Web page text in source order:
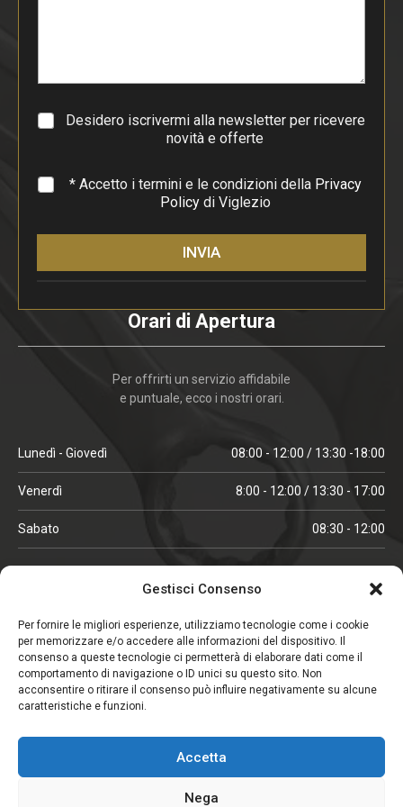
Gestisci Consenso
Per fornire le migliori esperienze, utilizziamo tecnologie come i cookie
per memorizzare e/o accedere alle informazioni del dispositivo. Il
consenso a queste tecnologie ci permetterà di elaborare dati come il
comportamento di navigazione o ID unici su questo sito. Non
acconsentire o ritirare il consenso può influire negativamente su alcune
caratteristiche e funzioni.
Accetta
Nega
g
a
f
Desidero iscrivermi alla newsletter per ricevere
novità e offerte
* * Accetto i termini e le condizioni della Privacy
Policydi Viglezio
INVIA
Orari di Apertura
Per offrirti un servizio affidabile
e puntuale, ecco i nostri orari.
Lunedì - Giovedì 08:00 - 12:00 / 13:30 -18:00
Venerdì 8:00 - 12:00 / 13:30 - 17:00
Sabato 08:30 - 12:00
ORARI IN ALTA STAGIONE
Lunedì - Venerdì 08:00 - 12:00 / 13:30 -18:00
Sabato 08:00 - 12:00
CHIUSO IL SABATO
(gennaio, febbraio, agosto, settembre)